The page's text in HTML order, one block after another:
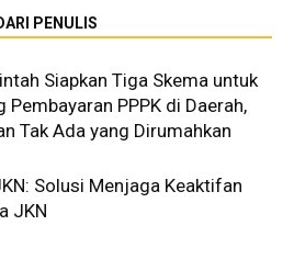
PENULIS
Siapkan Tiga Skema untuk
Pembayaran PPPK di Daerah,
Tak Ada yang Dirumahkan
Solusi Menjaga Keaktifan
JKN